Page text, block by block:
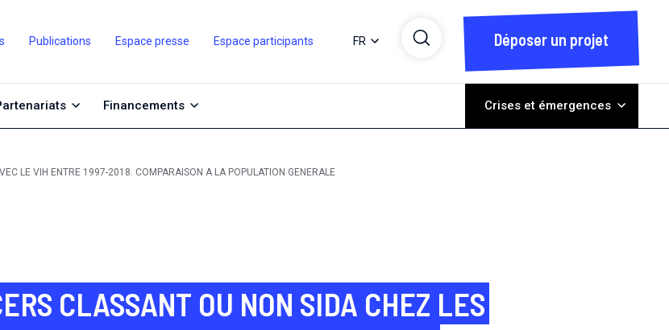
Publications Espace presse Espace participants FR Déposer un projet
Financements Crises et émergences
LE VIH ENTRE 1997-2018. COMPARAISON A LA POPULATION GENERALE
CLASSANT OU NON SIDA CHEZ LES